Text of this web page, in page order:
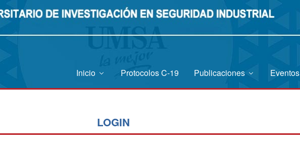
Inicio Protocolos C-19 Publicaciones Eventos
LOGIN